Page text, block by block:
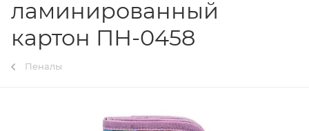
ламинированный
картон ПН-0458
Пеналы